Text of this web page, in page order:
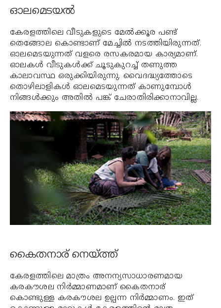
ഓലമെടയല്‍
കേരളത്തിലെ വീടുകളുടെ മേല്‍ക്കൂര പണ്ട്
തെങ്ങോല കൊണ്ടാണ് മേച്ചില്‍ നടത്തിയിരുന്നത്.
ഓലമെടയുന്നത് വളരെ രസകരമായ കാര്യമാണ്.
ഓലകള്‍ വീടുകള്‍ക്ക് ചൂടുകുറച്ച് തണുത്ത
കാലാവസ്ഥ ഒരുക്കിയിരുന്നു. വൈദദ്ധ്യത്തോടെ
തൊഴിലാളികള്‍ ഓലമെടയുന്നത് കാണുമ്പോള്‍
നിങ്ങള്‍ക്കും അതില്‍ പങ്ക് ചേരാതിരിക്കാനാവില്ല.
കൈതനാര് നെയ്ത്ത്
കേരളത്തിലെ മാത്രം അനന്യസാധാരണമായ
കരകൗശല നിര്‍മ്മാണമാണ് കൈതനാര്
കൊണ്ടുള്ള കരകൗശല ഉല്പന്ന നിര്‍മ്മാണം. ഇത്